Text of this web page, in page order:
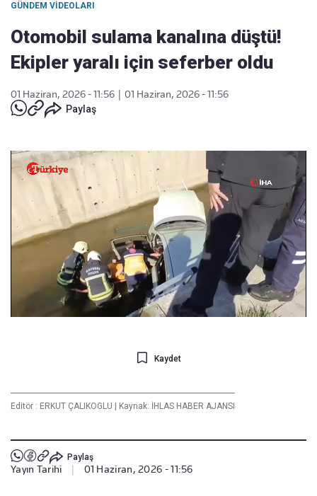
GÜNDEM VIDEOLARI
Otomobil sulama kanalına düştü!
Ekipler yaralı için seferber oldu
01 Haziran, 2026 - 11:56
01 Haziran, 2026 - 11:56
Paylaş
Kaydet
Editör : ERKUT ÇALIKOGLU Kaynak: İHLAS HABER AJANSI
Paylaş
Yayın Tarihi 01 Haziran, 2026 - 11:56